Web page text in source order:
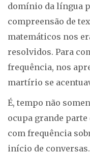
domínio da língua
compreensão de
matemáticos nos
resolvidos. Para
frequência, nos
martírio se
É, tempo não
ocupa grande parte
com frequência
início de